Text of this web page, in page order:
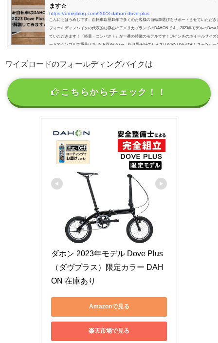
ます☆
https://umejiblog.com/2023-dahon-dove-plus
こんにちはうめじです。自転車店歴15年で多くのお客様の自転車選びをサポートさせていただき
フォールディンバイクの代表的な存在のアメリカブランドのDAHONです。2023年モデルのDove
ていただきます！『軽量・コンパクト』が一番の特徴のモデルです！14インチのホイールサイズ
ードでシンプルで重量は7㎏を下回る6.97㎏。折り畳み時のサイズはW62×H56×D30とスーツケー
め！...
ワイズロードのフォールディングバイクは
こちらからチェック！！
ダホン 2023年モデル Dove Plus
（ダヴプラス）限定カラー DAH
ON 在庫あり
Amazonで見る
楽天市場で見る